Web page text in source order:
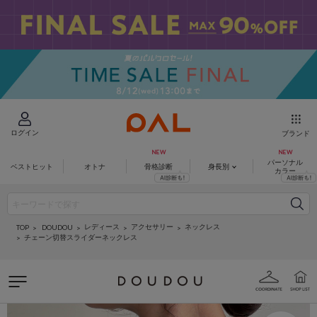
ログイン ブランド
ベストヒット オトナ 骨格診断 身長別
パーソナル
カラー
TOP DOUDOU レディース アクセサリー
ネックレス
チェーン切替スライダーネックレス